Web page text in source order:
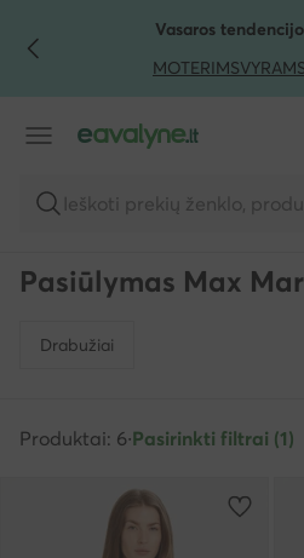
PEREITI PRIE PAGRINDINIO
PEREITI Į PAIEŠKĄVasaros
MOTERIMSVYRAMS
Ieškoti prekių ženklo,
Pasiūlymas Max
Drabužiai
Produktai: 6·Pasirinkti filtrai (1)